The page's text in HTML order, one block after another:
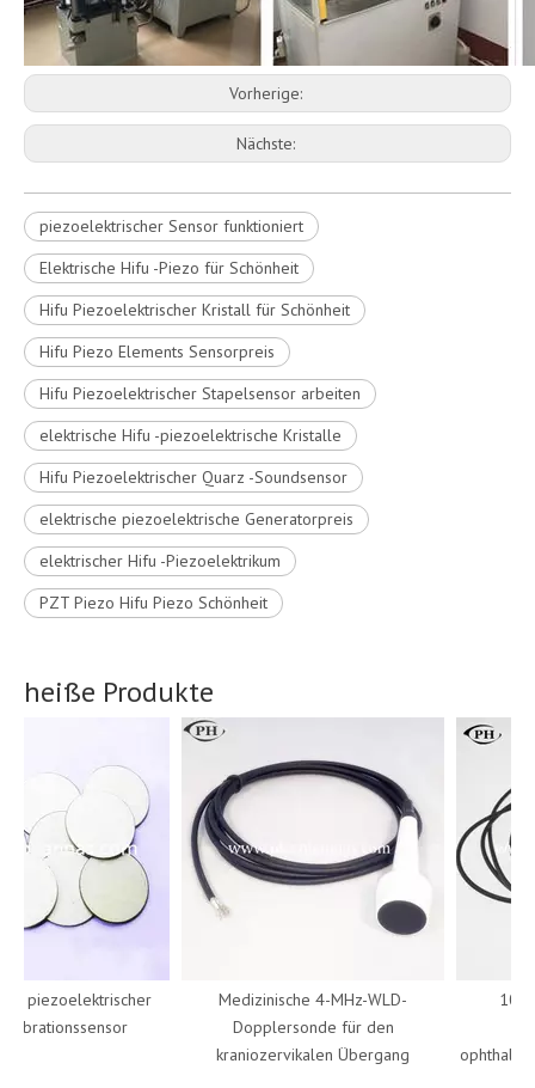
Vorherige:
Nächste:
piezoelektrischer Sensor funktioniert
Elektrische Hifu -Piezo für Schönheit
Hifu Piezoelektrischer Kristall für Schönheit
Hifu Piezo Elements Sensorpreis
Hifu Piezoelektrischer Stapelsensor arbeiten
elektrische Hifu -piezoelektrische Kristalle
Hifu Piezoelektrischer Quarz -Soundsensor
elektrische piezoelektrische Generatorpreis
elektrischer Hifu -Piezoelektrikum
PZT Piezo Hifu Piezo Schönheit
heiße Produkte
piezoelektrischer
Medizinische 4-MHz-WLD-
Dopplersonde für den
kraniozervikalen Übergang
10-